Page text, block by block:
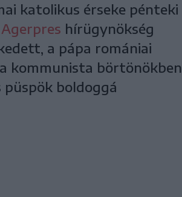
katolikus érseke pénteki
Agerpres hírügynökség
a pápa romániai
kommunista börtönökben
boldoggá